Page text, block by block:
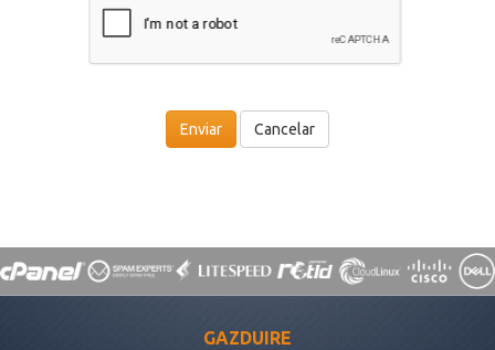
Cancelar
GAZDUIRE